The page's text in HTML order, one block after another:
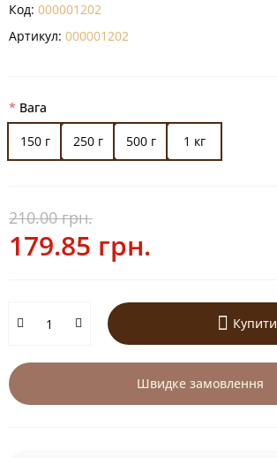
Код: 000001202
Артикул: 000001202
Вага
150 г
250 г 500 г 1 кг
210.00 грн.
179.85 грн.
Купити
Швидке замовлення